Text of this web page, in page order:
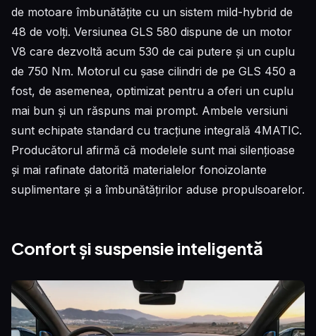
de motoare îmbunătățite cu un sistem mild-hybrid de
48 de volți. Versiunea GLS 580 dispune de un motor
V8 care dezvoltă acum 530 de cai putere și un cuplu
de 750 Nm. Motorul cu șase cilindri de pe GLS 450 a
fost, de asemenea, optimizat pentru a oferi un cuplu
mai bun și un răspuns mai prompt. Ambele versiuni
sunt echipate standard cu tracțiune integrală 4MATIC.
Producătorul afirmă că modelele sunt mai silențioase
și mai rafinate datorită materialelor fonoizolante
suplimentare și a îmbunătățirilor aduse propulsoarelor.
Confort și suspensie inteligentă